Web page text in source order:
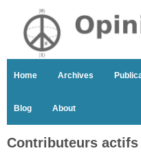
Home Archives
Blog About
Contributeurs actifs